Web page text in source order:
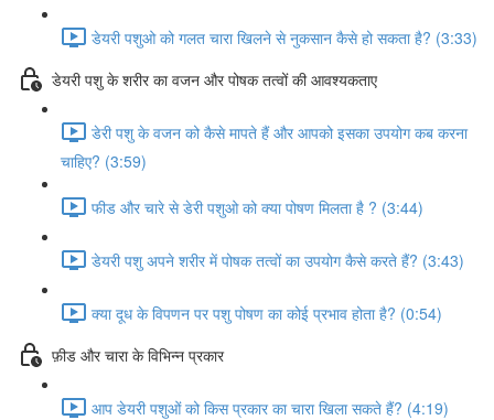
डेयरी पशुओ को गलत चारा खिलने से नुकसान कैसे हो सकता है? (3:33)
डेयरी पशु के शरीर का वजन और पोषक तत्वों की आवश्यकताए
डेरी पशु के वजन को कैसे मापते हैं और आपको इसका उपयोग कब करना
चाहिए? (3:59)
फीड और चारे से डेरी पशुओ को क्या पोषण मिलता है ? (3:44)
डेयरी पशु अपने शरीर में पोषक तत्वों का उपयोग कैसे करते हैं? (3:43)
क्या दूध के विपणन पर पशु पोषण का कोई प्रभाव होता है? (0:54)
फ़ीड और चारा के विभिन्न प्रकार
आप डेयरी पशुओं को किस प्रकार का चारा खिला सकते हैं? (4:19)